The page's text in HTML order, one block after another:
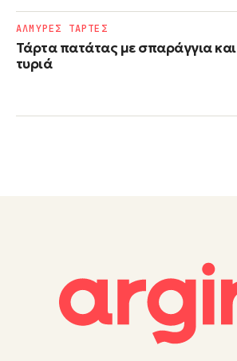
Τάρτα πατάτας με σπαράγγια και
τυριά
ΑΛΜΥΡΕΣ ΤΑΡΤΕΣ